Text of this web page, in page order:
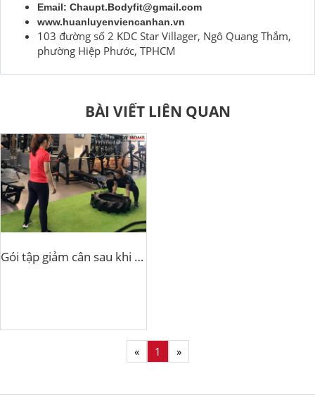
Email: Chaupt.Bodyfit@gmail.com
www.huanluyenviencanhan.vn
103 đường số 2 KDC Star Villager, Ngô Quang Thắm,
phường Hiệp Phước, TPHCM
BÀI VIẾT LIÊN QUAN
Gói tập giảm cân sau khi sinh thường
« 1 »